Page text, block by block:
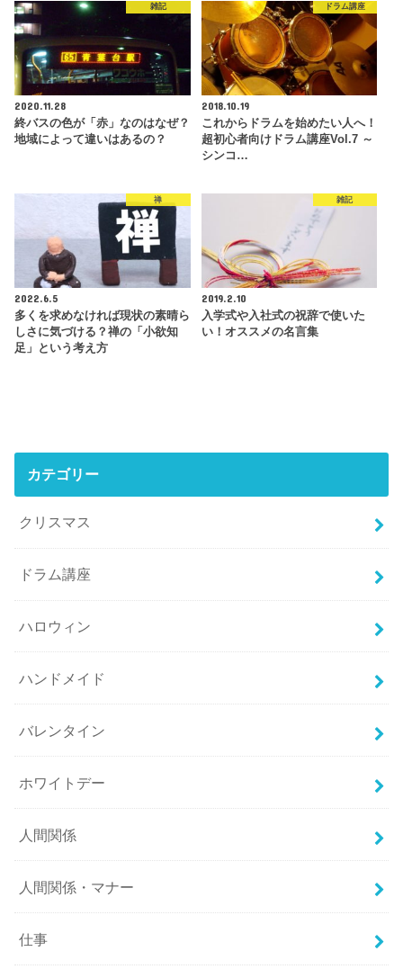
雑記
2020.11.28
終バスの色が「赤」なのはなぜ？
地域によって違いはあるの？
ドラム講座
2018.10.19
これからドラムを始めたい人へ！
超初心者向けドラム講座Vol.7 ～
シンコ…
禅
2022.6.5
多くを求めなければ現状の素晴ら
しさに気づける？禅の「小欲知
足」という考え方
雑記
2019.2.10
入学式や入社式の祝辞で使いた
い！オススメの名言集
カテゴリー
クリスマス
ドラム講座
ハロウィン
ハンドメイド
バレンタイン
ホワイトデー
人間関係
人間関係・マナー
仕事